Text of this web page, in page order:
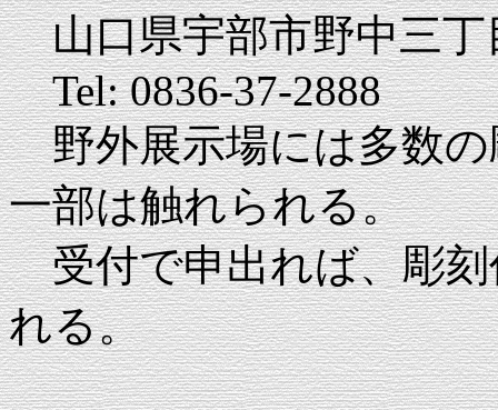
山口県宇部市野中三丁
Tel: 0836-37-2888
野外展示場には多数の
一部は触れられる。
受付で申出れば、彫刻
れる。